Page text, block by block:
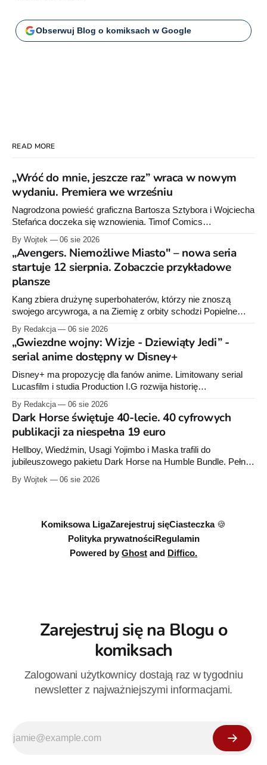
Obserwuj Blog o komiksach w Google
READ MORE
„Wróć do mnie, jeszcze raz” wraca w nowym
wydaniu. Premiera we wrześniu
Nagrodzona powieść graficzna Bartosza Sztybora i Wojciecha
Stefańca doczeka się wznowienia. Timof Comics
raz”, którego pierwsze wydanie ukazało się w 2015 roku.
By Wojtek 06 sie 2026
„Avengers. Niemożliwe Miasto" – nowa seria
startuje 12 sierpnia. Zobaczcie przykładowe
plansze
Kang zbiera drużynę superbohaterów, którzy nie znoszą
swojego arcywroga, a na Ziemię z orbity schodzi Popielne
serii Avengers autorstwa Jeda MacKaya trafia do sklepów 12
sierpnia. Rzućcie okiem na przykładowe plansze.
By Redakcja 06 sie 2026
„Gwiezdne wojny: Wizje - Dziewiąty Jedi” -
serial anime dostępny w Disney+
Disney+ ma propozycję dla fanów anime. Limitowany serial
Lucasfilm i studia Production I.G rozwija historię
oraz „Dziewiąty Jedi: Dziecko nadziei" z serii „Gwiezdne
wojny: Wizje”. Wszystkie osiem odcinków jest już dostępnych
w Disney+.
By Redakcja 06 sie 2026
Dark Horse świętuje 40-lecie. 40 cyfrowych
publikacji za niespełna 19 euro
Hellboy, Wiedźmin, Usagi Yojimbo i Maska trafili do
jubileuszowego pakietu Dark Horse na Humble Bundle. Pełny
euro. Oferta kończy się 13 sierpnia.
By Wojtek 06 sie 2026
Komiksowa LigaZarejestruj sięCiasteczka 🍪
Polityka prywatnościRegulamin
Powered by Ghost and Diffico.
Zarejestruj się na Blogu o
komiksach
Zalogowani użytkownicy dostają raz w tygodniu
newsletter z najważniejszymi informacjami.